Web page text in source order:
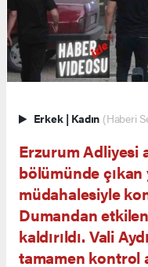
Erkek | Kadın (Haberi
Erzurum Adliyesi
bölümünde
müdahalesiyle
Dumandan
kaldırıldı. Vali
tamamen kontrol